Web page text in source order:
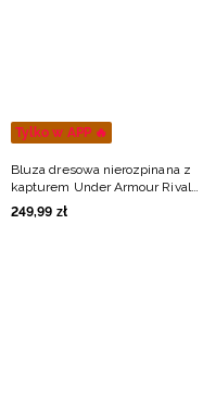
Tylko w APP 🔥
Bluza dresowa nierozpinana z
kapturem Under Armour Rival
Lightweight męska - niebieska
249,99 zł